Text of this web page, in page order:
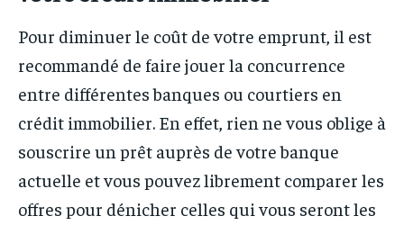
Pour diminuer le coût de votre emprunt, il est
recommandé de faire jouer la concurrence
entre différentes banques ou courtiers en
crédit immobilier. En effet, rien ne vous oblige à
souscrire un prêt auprès de votre banque
actuelle et vous pouvez librement comparer les
offres pour dénicher celles qui vous seront les